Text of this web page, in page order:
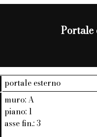
Portale
portale esterno
muro: A
piano: 1
asse fin.: 3